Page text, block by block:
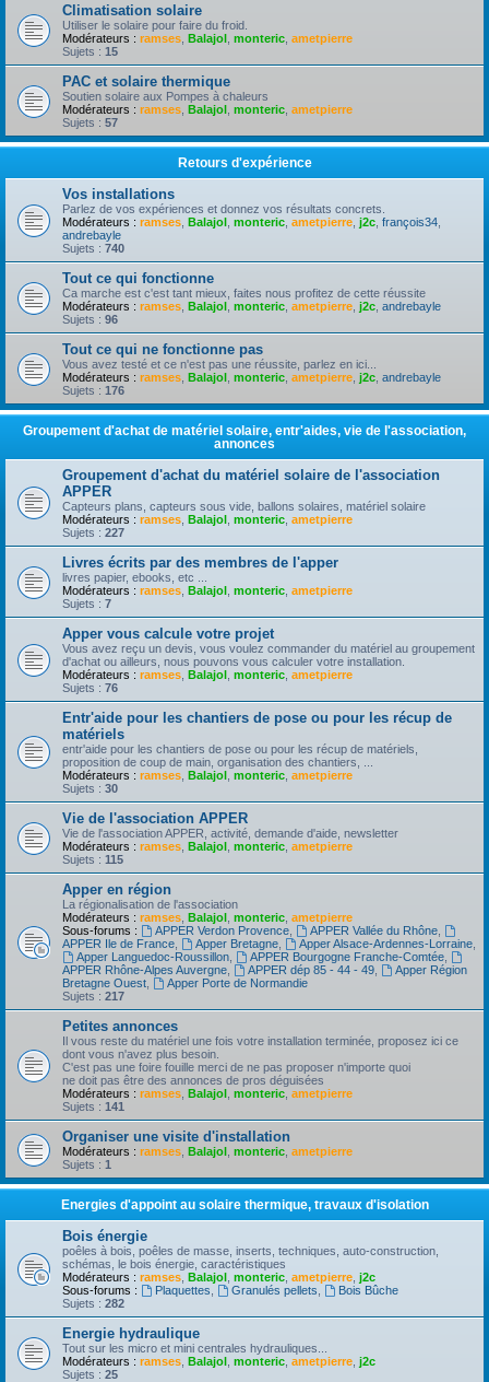
Climatisation solaire
Utiliser le solaire pour faire du froid.
Modérateurs : ramses Balajol monteric ametpierre
Sujets : 15
PAC et solaire thermique
Soutien solaire aux Pompes à chaleurs
Modérateurs : ramses Balajol monteric ametpierre
Sujets : 57
Retours d'expérience
Vos installations
Parlez de vos expériences et donnez vos résultats concrets.
Modérateurs : ramses Balajol monteric ametpierre j2c françois34
andrebayle
Sujets : 740
Tout ce qui fonctionne
Ca marche est c'est tant mieux, faites nous profitez de cette réussite
Modérateurs : ramses Balajol monteric ametpierre j2c andrebayle
Sujets : 96
Tout ce qui ne fonctionne pas
Vous avez testé et ce n'est pas une réussite, parlez en ici...
Modérateurs : ramses Balajol monteric ametpierre j2c andrebayle
Sujets : 176
Groupement d'achat de matériel solaire, entr'aides, vie de l'association,
annonces
Groupement d'achat du matériel solaire de l'association
APPER
Capteurs plans, capteurs sous vide, ballons solaires, matériel solaire
Modérateurs : ramses Balajol monteric ametpierre
Sujets : 227
Livres écrits par des membres de l'apper
livres papier, ebooks, etc ...
Modérateurs : ramses Balajol monteric ametpierre
Sujets : 7
Apper vous calcule votre projet
Vous avez reçu un devis, vous voulez commander du matériel au groupement
d'achat ou ailleurs, nous pouvons vous calculer votre installation.
Modérateurs : ramses Balajol monteric ametpierre
Sujets : 76
Entr'aide pour les chantiers de pose ou pour les récup de
matériels
entr'aide pour les chantiers de pose ou pour les récup de matériels,
proposition de coup de main, organisation des chantiers, ...
Modérateurs : ramses Balajol monteric ametpierre
Sujets : 30
Vie de l'association APPER
Vie de l'association APPER, activité, demande d'aide, newsletter
Modérateurs : ramses Balajol monteric ametpierre
Sujets : 115
Apper en région
La régionalisation de l'association
Modérateurs : ramses Balajol monteric ametpierre
Sous-forums :
APPER Verdon Provence, APPER Vallée du Rhône,
APPER Ile de France
Apper Bretagne, Apper Alsace-Ardennes-Lorraine,
Apper Languedoc-Roussillon, APPER Bourgogne Franche-Comtée,
APPER Rhône-Alpes Auvergne
APPER dép 85 - 44 - 49,
Apper Région
Bretagne Ouest
Apper Porte de Normandie
Sujets : 217
Petites annonces
Il vous reste du matériel une fois votre installation terminée, proposez ici ce
dont vous n'avez plus besoin.
C'est pas une foire fouille merci de ne pas proposer n'importe quoi
ne doit pas être des annonces de pros déguisées
Modérateurs : ramses Balajol monteric ametpierre
Sujets : 141
Organiser une visite d'installation
Modérateurs : ramses Balajol monteric ametpierre
Sujets : 1
Energies d'appoint au solaire thermique, travaux d'isolation
Bois énergie
poêles à bois, poêles de masse, inserts, techniques, auto-construction,
schémas, le bois énergie, caractéristiques
Modérateurs : ramses Balajol monteric ametpierre j2c
Sous-forums :
Plaquettes Granulés pellets
Bois Bûche
Sujets : 282
Energie hydraulique
Tout sur les micro et mini centrales hydrauliques...
Modérateurs : ramses Balajol monteric ametpierre j2c
Sujets : 25